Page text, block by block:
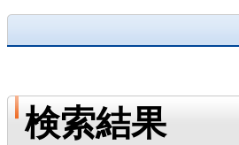
検索結果